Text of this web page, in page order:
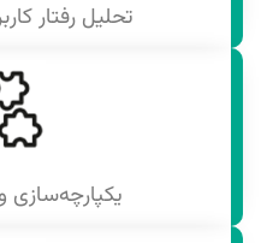
تحلیل رفتار
یکپارچه‌سازی